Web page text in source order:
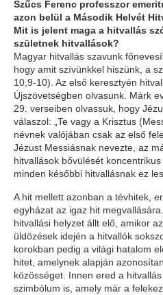
Szűcs Ferenc professzor
azon belül a Második Helvét
Mit is jelent maga a hitvallás
születnek hitvallások?
Magyar hitvallás szavunk
hogy amit szívünkkel hiszünk, a
10,9-10). Az első keresztyén
Újszövetségben olvasunk. Márk
29. verseiben olvassuk, hogy
válaszol:
„Te vagy a Krisztus
névnek valójában csak az első
Jézust Messiásnak nevezte, az
hitvallások bővülését
minden későbbi hitvallásnak ez
A hit mellett azonban a tévhitek,
egyházat az igaz hit
hitvallási helyzet állt elő, amikor
üldözések idején a hitvallók
korokban pedig a világi hatalom
hitet, amelynek alapján
közösséget. Innen ered a
szimbólum is, amely már a